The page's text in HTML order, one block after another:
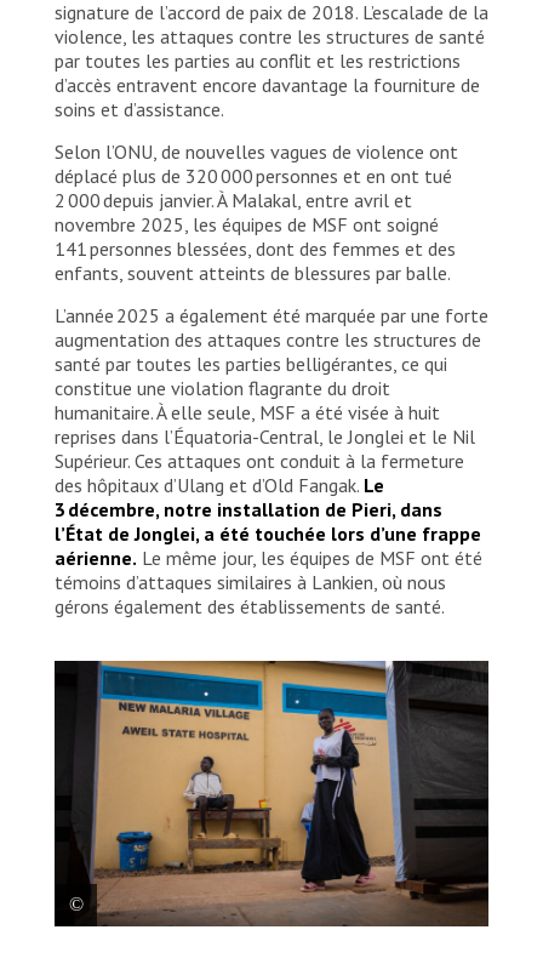
signature de l’accord de paix de 2018. L’escalade de la
violence, les attaques contre les structures de santé
par toutes les parties au conflit et les restrictions
d’accès entravent encore davantage la fourniture de
soins et d’assistance.
Selon l’ONU, de nouvelles vagues de violence ont
déplacé plus de 320 000 personnes et en ont tué
2 000 depuis janvier. À Malakal, entre avril et
novembre 2025, les équipes de MSF ont soigné
141 personnes blessées, dont des femmes et des
enfants, souvent atteints de blessures par balle.
L’année 2025 a également été marquée par une forte
augmentation des attaques contre les structures de
santé par toutes les parties belligérantes, ce qui
constitue une violation flagrante du droit
humanitaire. À elle seule, MSF a été visée à huit
reprises dans l’Équatoria-Central, le Jonglei et le Nil
Supérieur. Ces attaques ont conduit à la fermeture
des hôpitaux d’Ulang et d’Old Fangak. Le
3 décembre, notre installation de Pieri, dans
l’État de Jonglei, a été touchée lors d’une frappe
aérienne. Le même jour, les équipes de MSF ont été
témoins d’attaques similaires à Lankien, où nous
gérons également des établissements de santé.